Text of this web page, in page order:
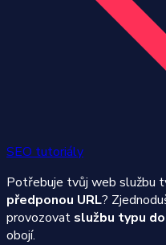
SEO tutoriály
Potřebuje tvůj web službu
předponou URL?
provozovat službu typu
obojí.